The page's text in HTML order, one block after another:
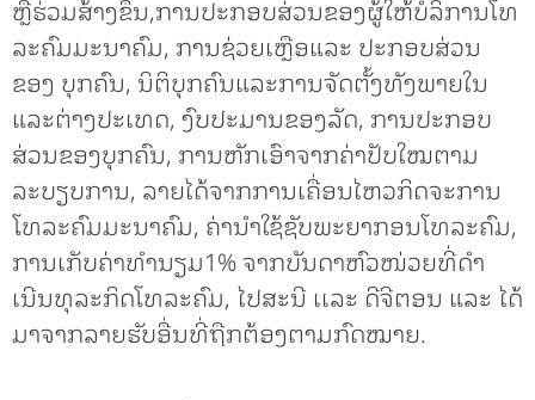
ຫຼືຮ່ວມສ້າງຂຶ້ນ,ການປະກອບສ່ວນຂອງຜູ້ໃຫ້ບໍລິການໂທ
ລະຄົມມະນາຄົມ, ການຊ່ວຍເຫຼືອແລະ ປະກອບສ່ວນ
ຂອງ ບຸກຄົນ, ນິຕິບຸກຄົນແລະການຈັດຕັ້ງທັງພາຍໃນ
ແລະຕ່າງປະເທດ, ງົບປະມານຂອງລັດ, ການປະກອບ
ສ່ວນຂອງບຸກຄົນ, ການຫັກເອົາຈາກຄ່າປັບໃໝຕາມ
ລະບຽບການ, ລາຍໄດ້ຈາກການເຄື່ອນໄຫວກິດຈະການ
ໂທລະຄົມມະນາຄົມ, ຄ່ານຳໃຊ້ຊັບພະຍາກອນໂທລະຄົມ,
ການເກັບຄ່າທໍານຽມ1% ຈາກບັນດາຫົວໜ່ວຍທີ່ດໍາ
ເນີນທຸລະກິດໂທລະຄົມ, ໄປສະນີ ເເລະ ດີຈີຕອນ ແລະ ໄດ້
ມາຈາກລາຍຮັບອື່ນທີ່ຖືກຕ້ອງຕາມກົດໝາຍ.